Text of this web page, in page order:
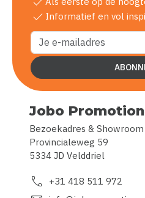
Jobo
Bezoekadres & Showroom
Provincialeweg 59
5334 JD Velddriel
call +31 418 511 972
check Informatief en vol